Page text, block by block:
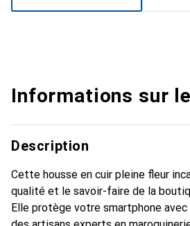
Informations sur
Description
Cette housse en cuir pleine fleur
qualité et le savoir-faire de la
Elle protège votre smartphone avec